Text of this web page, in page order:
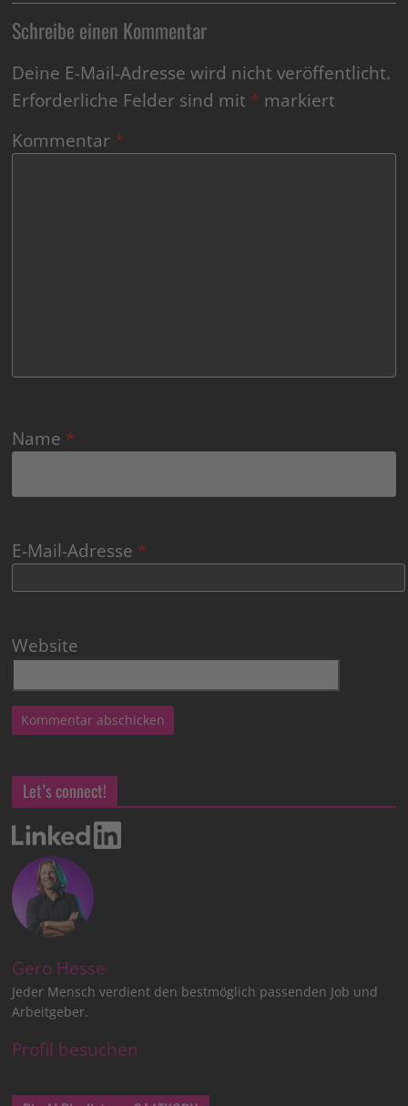
Schreibe einen Kommentar
Deine E-Mail-Adresse wird nicht veröffentlicht.
Erforderliche Felder sind mit * markiert
Kommentar *
Name *
E-Mail-Adresse *
Website
Let’s connect!
Gero Hesse
Jeder Mensch verdient den bestmöglich passenden Job und
Arbeitgeber.
Profil besuchen